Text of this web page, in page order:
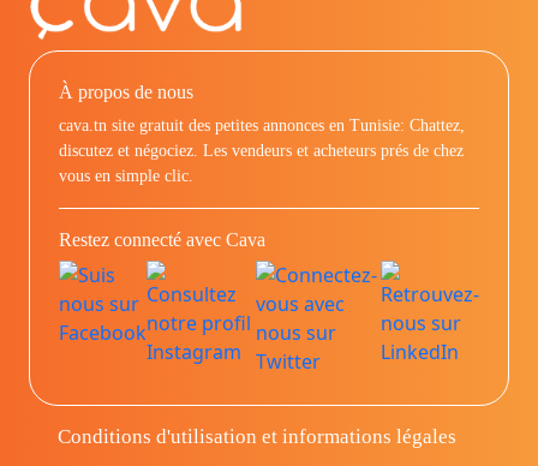
À propos de nous
cava.tn site gratuit des petites annonces en Tunisie: Chattez,
discutez et négociez. Les vendeurs et acheteurs prés de chez
vous en simple clic.
Restez connecté avec Cava
Conditions d'utilisation et informations légales